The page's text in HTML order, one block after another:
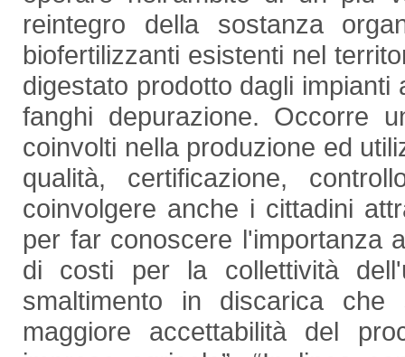
reintegro della sostanza
biofertilizzanti esistenti nel
digestato prodotto dagli
fanghi depurazione. Occorre
coinvolti nella produzione ed
qualità, certificazione,
coinvolgere anche i cittadini
per far conoscere l'importanza
di costi per la collettività
smaltimento in discarica
maggiore accettabilità del